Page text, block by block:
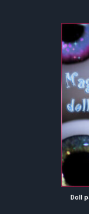
Doll